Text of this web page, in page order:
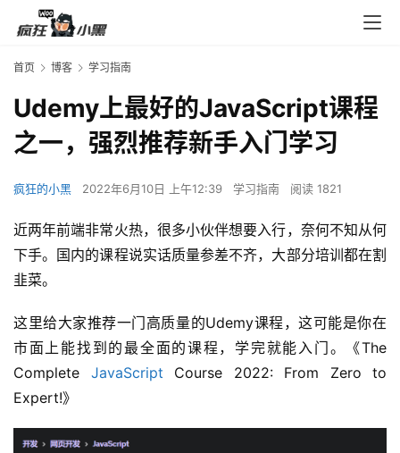
首页 博客 学习指南
Udemy上最好的JavaScript课程
之一，强烈推荐新手入门学习
疯狂的小黑 2022年6月10日 上午12:39 学习指南 阅读 1821
近两年前端非常火热，很多小伙伴想要入行，奈何不知从何
下手。国内的课程说实话质量参差不齐，大部分培训都在割
韭菜。
这里给大家推荐一门高质量的Udemy课程，这可能是你在
市面上能找到的最全面的课程，学完就能入门。《The
Complete JavaScript Course 2022: From Zero to
Expert!》